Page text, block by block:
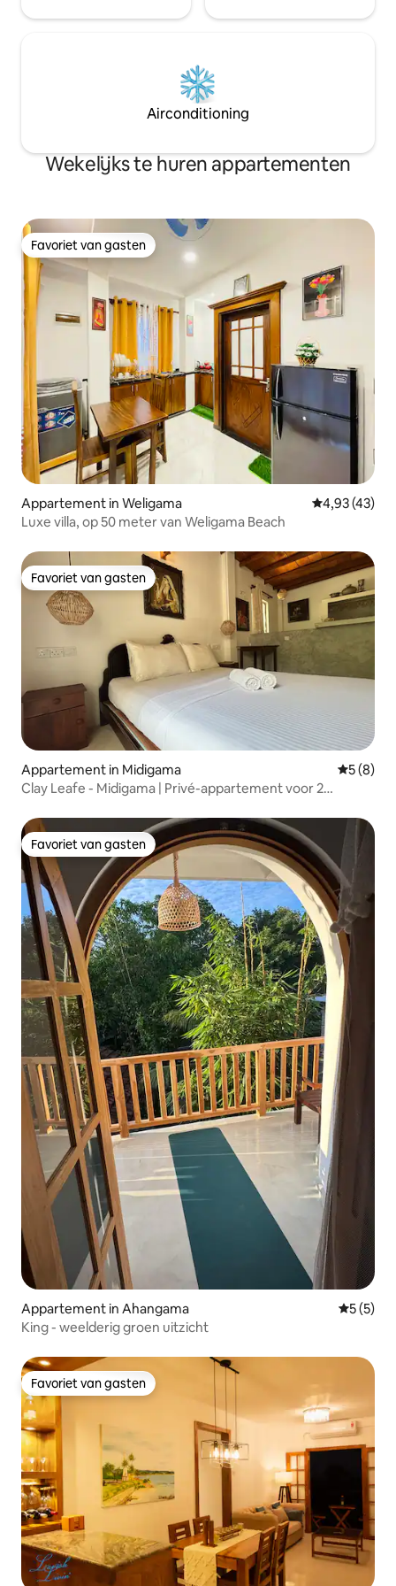
Airconditioning
Wekelijks te huren appartementen
Favoriet van gasten
Favoriet van gasten
Appartement in Weligama Gemiddelde
4,93 (43)
Luxe villa, op 50 meter van Weligama Beach
Favoriet van gasten
Favoriet van gasten
Appartement in Midigama
5 (8)
Clay Leafe - Midigama | Privé-appartement voor 2
Favoriet van gasten
Favoriet van gasten
Appartement in Ahangama
5 (5)
King - weelderig groen uitzicht
Favoriet van gasten
Favoriet van gasten